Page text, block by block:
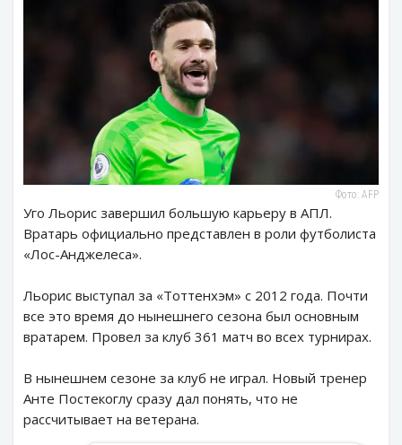
Фото: AFP
Уго Льорис завершил большую карьеру в АПЛ.
Вратарь официально представлен в роли футболиста
«Лос-Анджелеса».
Льорис выступал за «Тоттенхэм» с 2012 года. Почти
все это время до нынешнего сезона был основным
вратарем. Провел за клуб 361 матч во всех турнирах.
В нынешнем сезоне за клуб не играл. Новый тренер
Анте Постекоглу сразу дал понять, что не
рассчитывает на ветерана.